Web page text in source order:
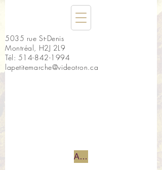
5035 rue St-Denis
Montréal, H2J 2L9
Tél: 514-842-1994
lapetitemarche@videotron.ca
Accueil